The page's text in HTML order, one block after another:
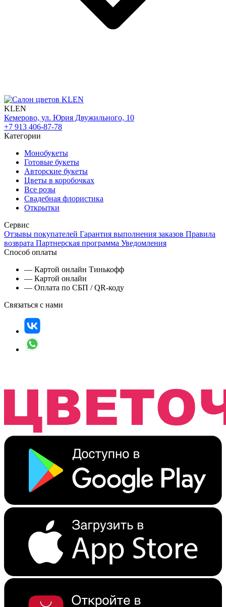
KLEN
Кемерово, ул. Юрия Двужильного, 10
+7 913 406-87-78
Категории
Монобукеты
Готовые букеты
Авторские букеты
Цветы в коробочках
Все розы
Свадебная флористика
Открытки
Сервис
Отзывы покупателей Гарантия выполнения заказов Правила
возврата Партнерская программа Уведомления
Способ оплаты
— Картой онлайн Тинькофф
— Картой онлайн
— Оплата по СБП / QR-коду
Связаться с нами